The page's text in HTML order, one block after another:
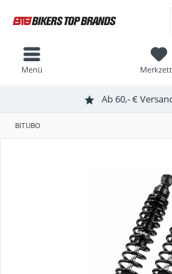
Ab 60,- €
Menü
BITUBO